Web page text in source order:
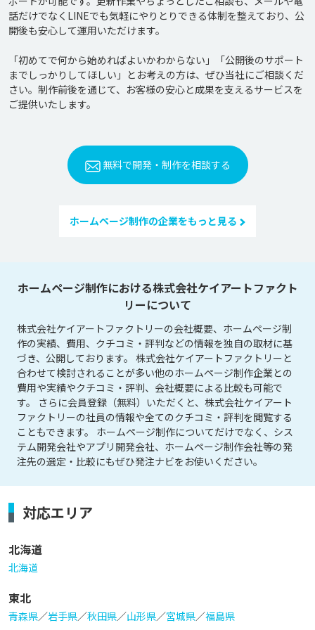
話だけでなくLINEでも気軽にやりとりできる体制を整えており、公
開後も安心して運用いただけます。
「初めてで何から始めればよいかわからない」「公開後のサポート
までしっかりしてほしい」とお考えの方は、ぜひ当社にご相談くだ
さい。制作前後を通じて、お客様の安心と成果を支えるサービスを
無料で開発・制作を相談する
ホームページ制作の企業をもっと見る
ホームページ制作における株式会社ケイアートファクト
リーについて
株式会社ケイアートファクトリーの会社概要、ホームページ制
作の実績、費用、クチコミ・評判などの情報を独自の取材に基
づき、公開しております。 株式会社ケイアートファクトリーと
合わせて検討されることが多い他のホームページ制作企業との
費用や実績やクチコミ・評判、会社概要による比較も可能で
す。 さらに会員登録（無料）いただくと、株式会社ケイアート
ファクトリーの社員の情報や全てのクチコミ・評判を閲覧する
こともできます。 ホームページ制作についてだけでなく、シス
テム開発会社やアプリ開発会社、ホームページ制作会社等の発
注先の選定・比較にもぜひ発注ナビをお使いください。
対応エリア
北海道
北海道
東北
青森県／岩手県／秋田県／山形県／宮城県／福島県